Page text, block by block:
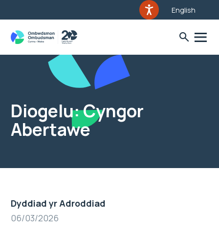
English
Diogelu: Cyngor
Abertawe
Dyddiad yr Adroddiad
06/03/2026